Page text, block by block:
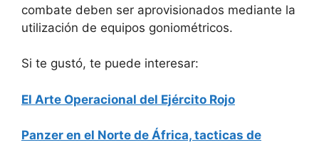
combate deben ser aprovisionados mediante la
utilización de equipos goniométricos.
Si te gustó, te puede interesar:
El Arte Operacional del Ejército Rojo
Panzer en el Norte de África, tacticas de